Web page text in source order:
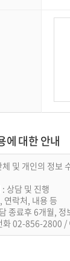
에 대한 안내
및 개인의 정보
상담 및 진행
연락처, 내용 등
종료후 6개월, 정
화 02-856-